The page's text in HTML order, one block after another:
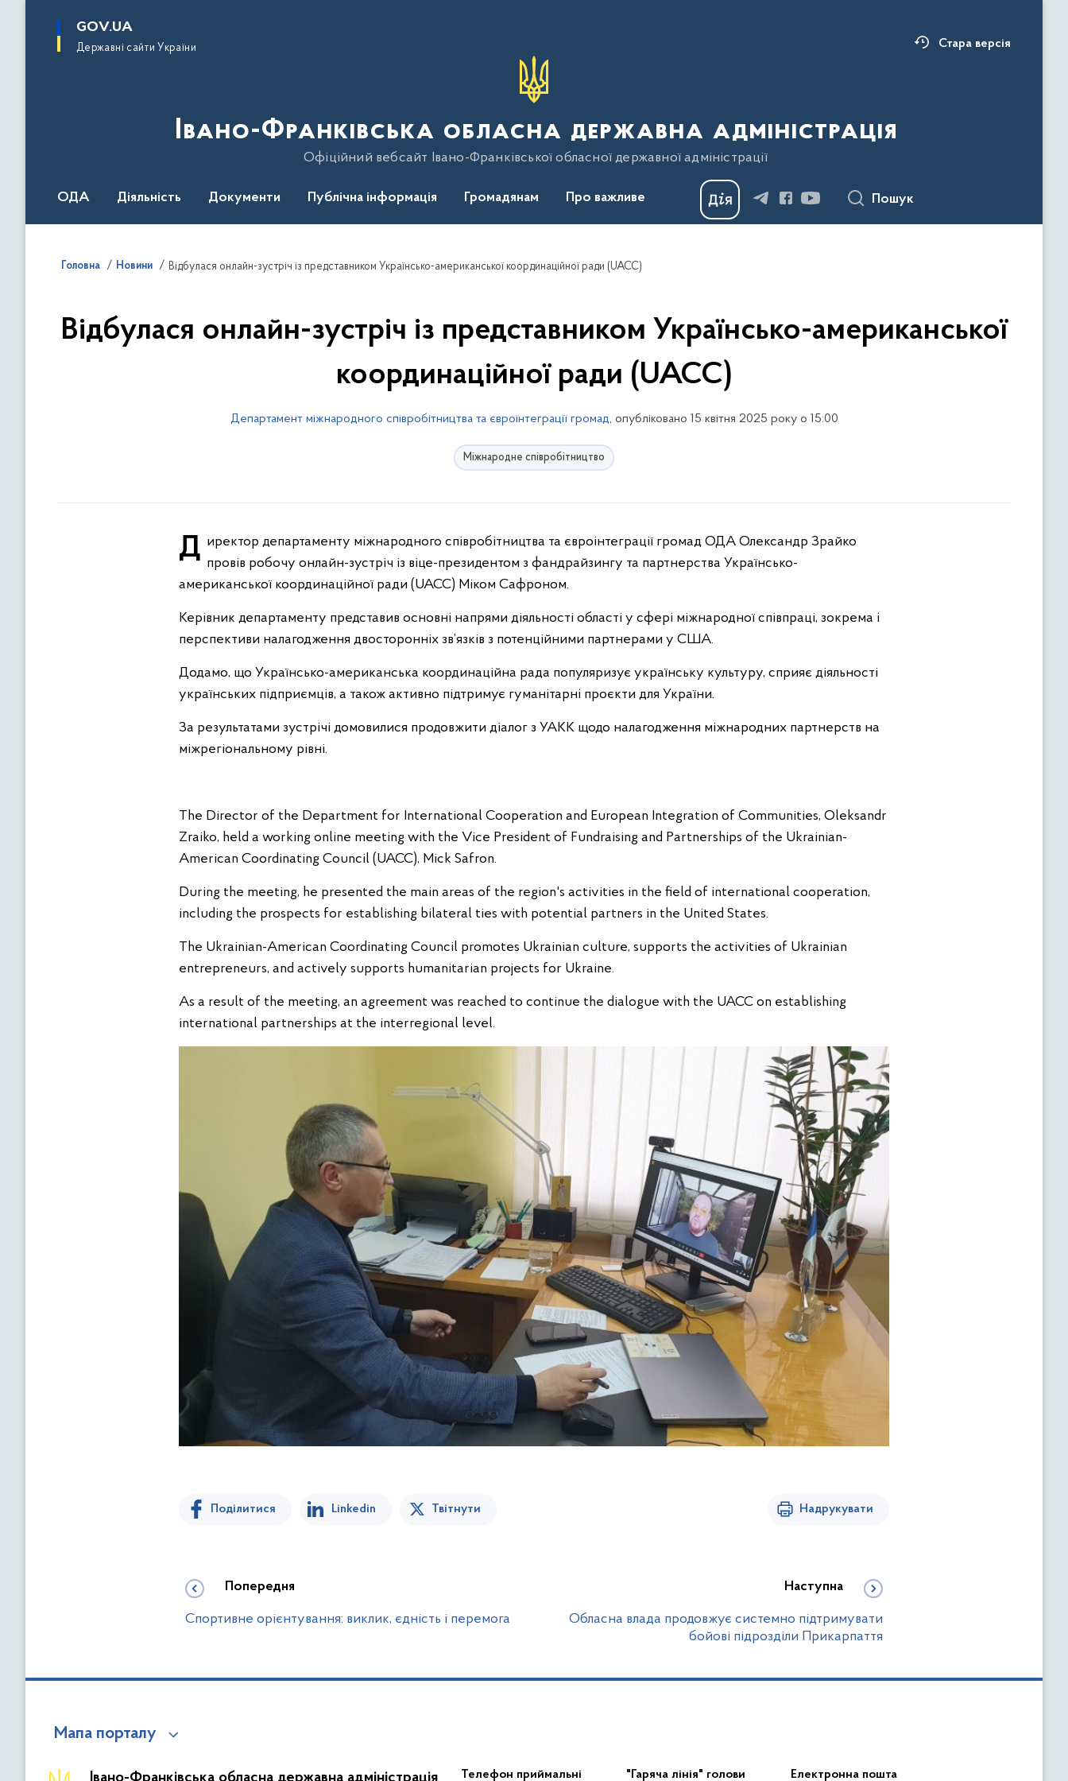
основного
GOV.UA
Державні сайти України Стара версія
Івано-Франківська обласна державна адміністрація
Офіційний вебсайт Івано-Франківської обласної державної адміністрації
ОДА Діяльність Документи Публічна інформація Громадянам Про важливе Пошук
Головна Новини Відбулася онлайн-зустріч із представником Українсько-американської координаційної ради (UACC)
Відбулася онлайн-зустріч із представником Українсько-американської
координаційної ради (UACC)
Департамент міжнародного співробітництва та євроінтеграції громад, опубліковано 15 квітня 2025 року о 15:00
Міжнародне співробітництво
Директор департаменту міжнародного співробітництва та євроінтеграції громад ОДА Олександр Зрайко провів робочу онлайн-зустріч із віце-президентом з фандрайзингу та партнерства Українсько-
американської координаційної ради (UACC) Міком Сафроном.
Керівник департаменту представив основні напрями діяльності області у сфері міжнародної співпраці, зокрема і
перспективи налагодження двосторонніх зв’язків з потенційними партнерами у США.
Додамо, що Українсько-американська координаційна рада популяризує українську культуру, сприяє діяльності
українських підприємців, а також активно підтримує гуманітарні проєкти для України.
За результатами зустрічі домовилися продовжити діалог з УАКК щодо налагодження міжнародних партнерств на
міжрегіональному рівні.
The Director of the Department for International Cooperation and European Integration of Communities, Oleksandr
Zraiko, held a working online meeting with the Vice President of Fundraising and Partnerships of the Ukrainian-
American Coordinating Council (UACC), Mick Safron.
During the meeting, he presented the main areas of the region's activities in the field of international cooperation,
including the prospects for establishing bilateral ties with potential partners in the United States.
The Ukrainian-American Coordinating Council promotes Ukrainian culture, supports the activities of Ukrainian
entrepreneurs, and actively supports humanitarian projects for Ukraine.
As a result of the meeting, an agreement was reached to continue the dialogue with the UACC on establishing
international partnerships at the interregional level.
Поділитися Linkedin Твітнути Надрукувати
Попередня
Спортивне орієнтування: виклик, єдність і перемога
Наступна
Обласна влада продовжує системно підтримувати
бойові підрозділи Прикарпаття
Мапа порталу
Івано-Франківська обласна державна адміністрація Телефон приймальні
"Гаряча лінія" голови
Електронна пошта